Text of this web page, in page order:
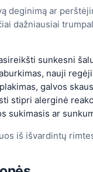
deginimą ar
dažniausiai
sunkesni
nauji
galvos
stipri alerginė
sukimasis ar
iš išvardintų